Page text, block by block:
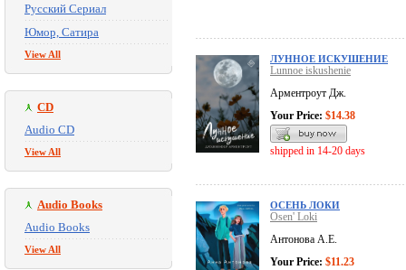
Русский Сериал
Юмор, Сатира
View All
CD
Audio CD
View All
Audio Books
Audio Books
View All
ЛУННОЕ ИСКУШЕНИЕ
Lunnoe iskushenie
Арментроут Дж.
Your Price: $14.38
shipped in 14-20 days
ОСЕНЬ ЛОКИ
Osen' Loki
Антонова А.Е.
Your Price: $11.23